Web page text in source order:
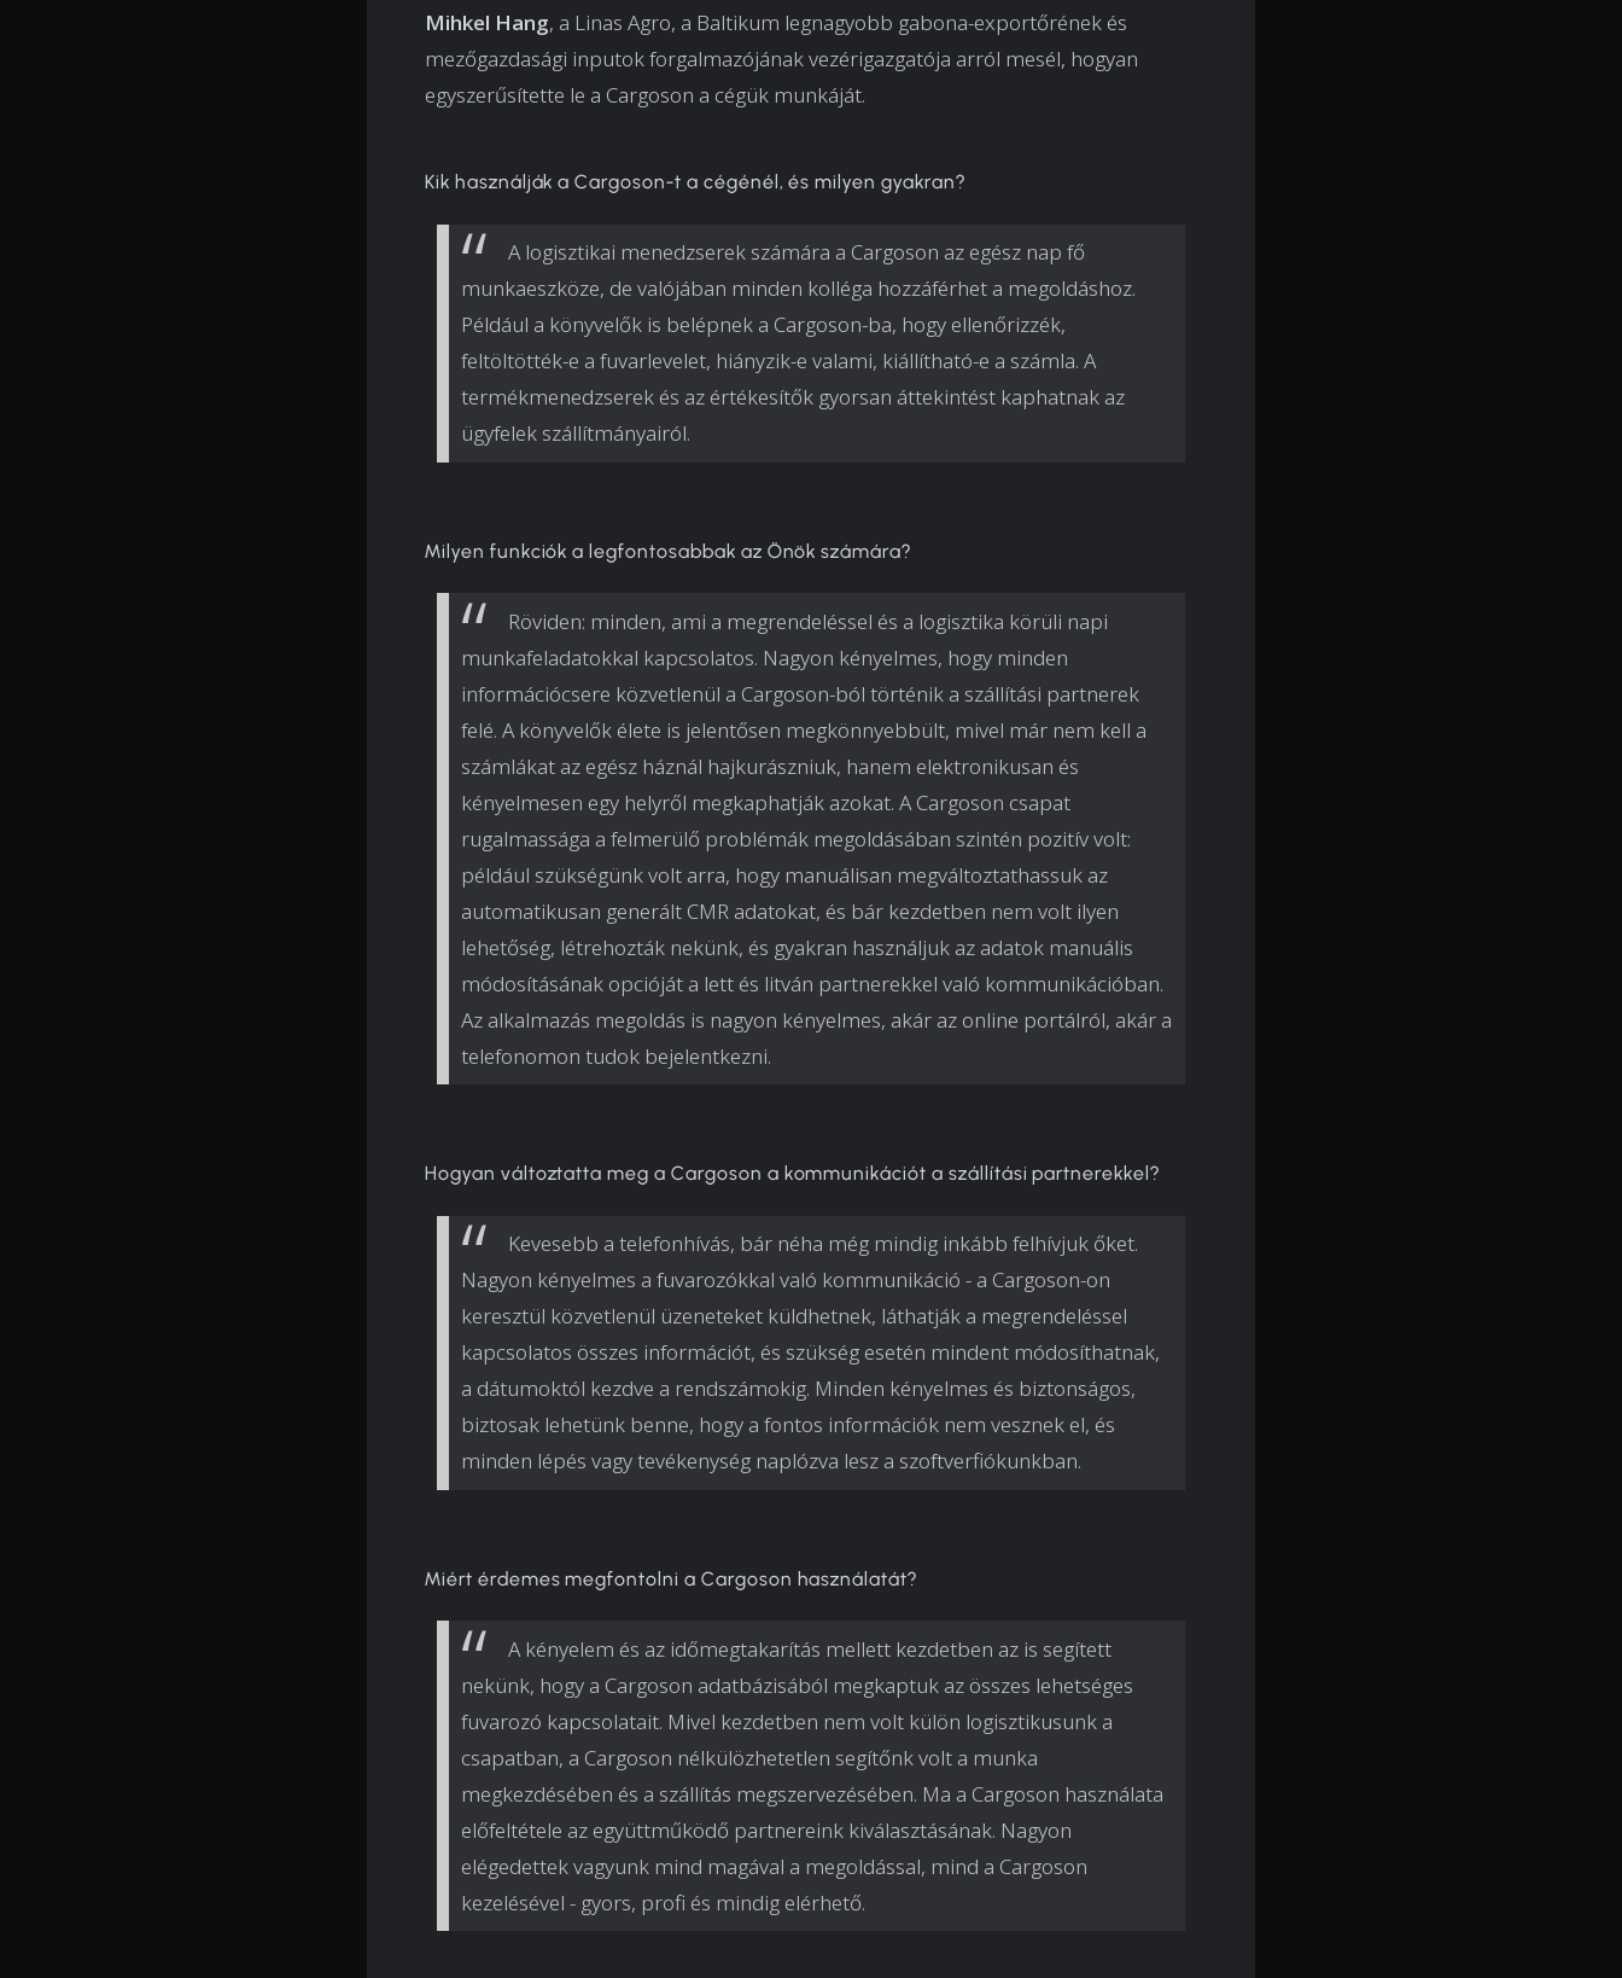
Mihkel Hang, a Linas Agro, a Baltikum legnagyobb gabona-exportőrének és
mezőgazdasági inputok forgalmazójának vezérigazgatója arról mesél, hogyan
egyszerűsítette le a Cargoson a cégük munkáját.
Kik használják a Cargoson-t a cégénél, és milyen gyakran?
A logisztikai menedzserek számára a Cargoson az egész nap fő
munkaeszköze, de valójában minden kolléga hozzáférhet a megoldáshoz.
Például a könyvelők is belépnek a Cargoson-ba, hogy ellenőrizzék,
feltöltötték-e a fuvarlevelet, hiányzik-e valami, kiállítható-e a számla. A
termékmenedzserek és az értékesítők gyorsan áttekintést kaphatnak az
ügyfelek szállítmányairól.
Milyen funkciók a legfontosabbak az Önök számára?
Röviden: minden, ami a megrendeléssel és a logisztika körüli napi
munkafeladatokkal kapcsolatos. Nagyon kényelmes, hogy minden
információcsere közvetlenül a Cargoson-ból történik a szállítási partnerek
felé. A könyvelők élete is jelentősen megkönnyebbült, mivel már nem kell a
számlákat az egész háznál hajkurászniuk, hanem elektronikusan és
kényelmesen egy helyről megkaphatják azokat. A Cargoson csapat
rugalmassága a felmerülő problémák megoldásában szintén pozitív volt:
például szükségünk volt arra, hogy manuálisan megváltoztathassuk az
automatikusan generált CMR adatokat, és bár kezdetben nem volt ilyen
lehetőség, létrehozták nekünk, és gyakran használjuk az adatok manuális
módosításának opcióját a lett és litván partnerekkel való kommunikációban.
Az alkalmazás megoldás is nagyon kényelmes, akár az online portálról, akár a
telefonomon tudok bejelentkezni.
Hogyan változtatta meg a Cargoson a kommunikációt a szállítási partnerekkel?
Kevesebb a telefonhívás, bár néha még mindig inkább felhívjuk őket.
Nagyon kényelmes a fuvarozókkal való kommunikáció - a Cargoson-on
keresztül közvetlenül üzeneteket küldhetnek, láthatják a megrendeléssel
kapcsolatos összes információt, és szükség esetén mindent módosíthatnak,
a dátumoktól kezdve a rendszámokig. Minden kényelmes és biztonságos,
biztosak lehetünk benne, hogy a fontos információk nem vesznek el, és
minden lépés vagy tevékenység naplózva lesz a szoftverfiókunkban.
Miért érdemes megfontolni a Cargoson használatát?
A kényelem és az időmegtakarítás mellett kezdetben az is segített
nekünk, hogy a Cargoson adatbázisából megkaptuk az összes lehetséges
fuvarozó kapcsolatait. Mivel kezdetben nem volt külön logisztikusunk a
csapatban, a Cargoson nélkülözhetetlen segítőnk volt a munka
megkezdésében és a szállítás megszervezésében. Ma a Cargoson használata
előfeltétele az együttműködő partnereink kiválasztásának. Nagyon
elégedettek vagyunk mind magával a megoldással, mind a Cargoson
kezelésével - gyors, profi és mindig elérhető.